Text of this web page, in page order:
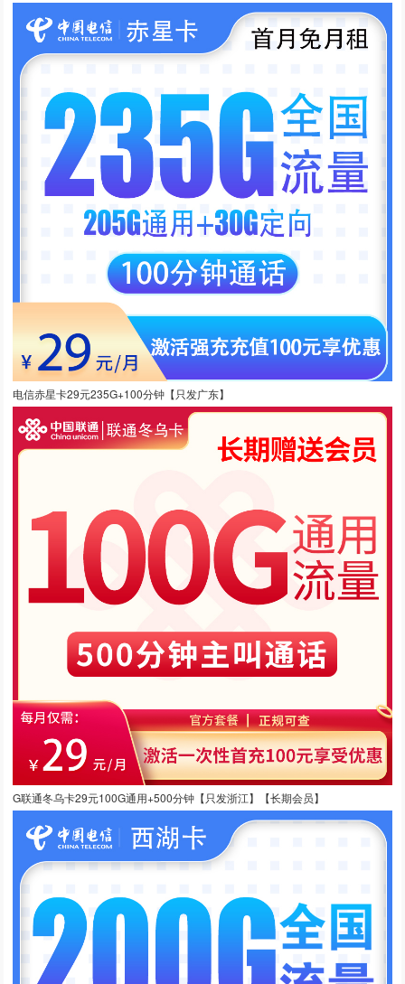
电信赤星卡29元235G+100分钟【只发广东】
G联通冬乌卡29元100G通用+500分钟【只发浙江】【长期会员】